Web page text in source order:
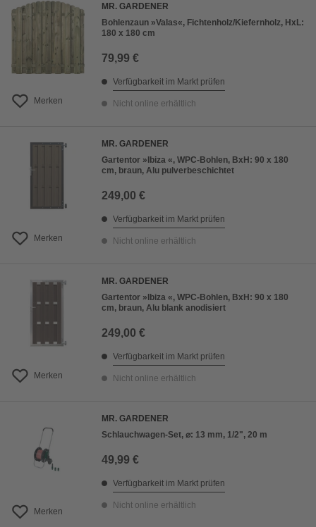
Merken
MR. GARDENER
Bohlenzaun »Valas«, Fichtenholz/Kiefernholz, HxL:
180 x 180 cm
79,99 €
Verfügbarkeit im Markt prüfen
Nicht online erhältlich
Merken
MR. GARDENER
Gartentor »Ibiza «, WPC-Bohlen, BxH: 90 x 180
cm, braun, Alu pulverbeschichtet
249,00 €
Verfügbarkeit im Markt prüfen
Nicht online erhältlich
Merken
MR. GARDENER
Gartentor »Ibiza «, WPC-Bohlen, BxH: 90 x 180
cm, braun, Alu blank anodisiert
249,00 €
Verfügbarkeit im Markt prüfen
Nicht online erhältlich
Merken
MR. GARDENER
Schlauchwagen-Set, ⌀: 13 mm, 1/2", 20 m
49,99 €
Verfügbarkeit im Markt prüfen
Nicht online erhältlich